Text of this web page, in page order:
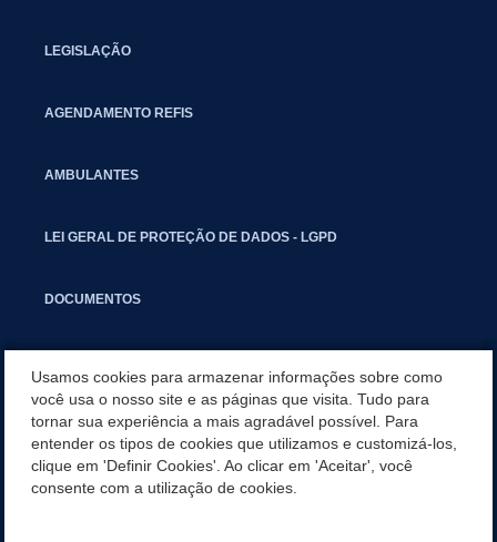
LEGISLAÇÃO
AGENDAMENTO REFIS
AMBULANTES
LEI GERAL DE PROTEÇÃO DE DADOS - LGPD
DOCUMENTOS
COMITÊ GESTOR MUNICIPAL
GUIA RÁPIDO
Usamos cookies para armazenar informações sobre como
você usa o nosso site e as páginas que visita. Tudo para
tornar sua experiência a mais agradável possível. Para
entender os tipos de cookies que utilizamos e customizá-los,
clique em 'Definir Cookies'. Ao clicar em 'Aceitar', você
consente com a utilização de cookies.